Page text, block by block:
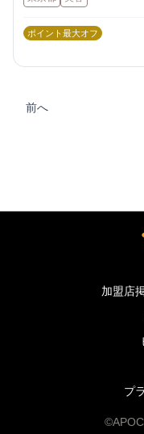
今回はこんなキーワードに
・炎症、痛み、疲労を和ら
今月、２０２５年１０月
ポイント最大オフ
前へ
加盟店
プ